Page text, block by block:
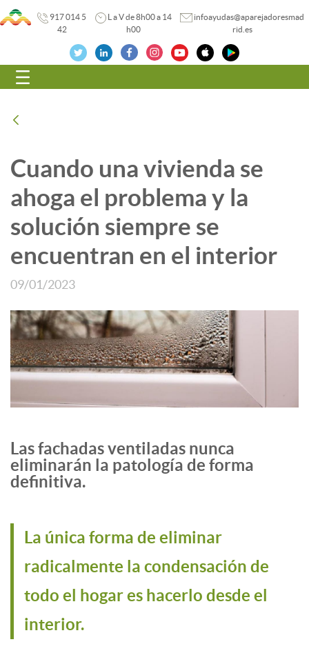
917 014 5
42
L a V de 8h00 a 14
h00
infoayudas@aparejadoresmad
rid.es
Navegación
Cuando una vivienda se
ahoga el problema y la
solución siempre se
encuentran en el interior
09/01/2023
Las fachadas ventiladas nunca
eliminarán la patología de forma
definitiva.
La única forma de eliminar
radicalmente la condensación de
todo el hogar es hacerlo desde el
interior.